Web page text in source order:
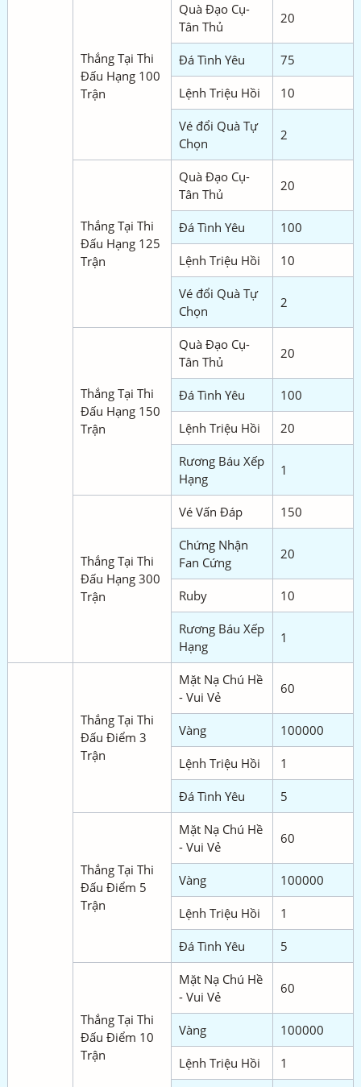
Thắng Tại Thi
Đấu Hạng 100
Trận
Quà Đạo Cụ-
Tân Thủ
20
Đá Tình Yêu 75
Lệnh Triệu Hồi 10
Vé đổi Quà Tự
Chọn
2
Thắng Tại Thi
Đấu Hạng 125
Trận
Quà Đạo Cụ-
Tân Thủ
20
Đá Tình Yêu 100
Lệnh Triệu Hồi 10
Vé đổi Quà Tự
Chọn
2
Thắng Tại Thi
Đấu Hạng 150
Trận
Quà Đạo Cụ-
Tân Thủ
20
Đá Tình Yêu 100
Lệnh Triệu Hồi 20
Rương Báu Xếp
Hạng
1
Thắng Tại Thi
Đấu Hạng 300
Trận
Vé Vấn Đáp 150
Chứng Nhận
Fan Cứng
20
Ruby 10
Rương Báu Xếp
Hạng
1
Thắng Tại Thi
Đấu Điểm 3
Trận
Mặt Nạ Chú Hề
- Vui Vẻ
60
Vàng 100000
Lệnh Triệu Hồi 1
Đá Tình Yêu 5
Thắng Tại Thi
Đấu Điểm 5
Trận
Mặt Nạ Chú Hề
- Vui Vẻ
60
Vàng 100000
Lệnh Triệu Hồi 1
Đá Tình Yêu 5
Thắng Tại Thi
Đấu Điểm 10
Trận
Mặt Nạ Chú Hề
- Vui Vẻ
60
Vàng 100000
Lệnh Triệu Hồi 1